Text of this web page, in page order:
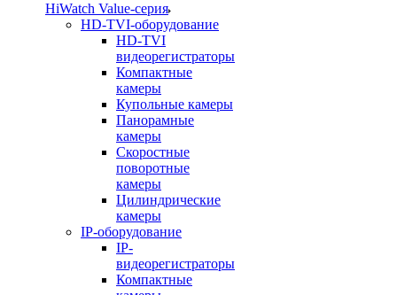
HiWatch Value-серия
HD-TVI-оборудование
HD-TVI
видеорегистраторы
Компактные
камеры
Купольные камеры
Панорамные
камеры
Скоростные
поворотные
камеры
Цилиндрические
камеры
IP-оборудование
IP-
видеорегистраторы
Компактные